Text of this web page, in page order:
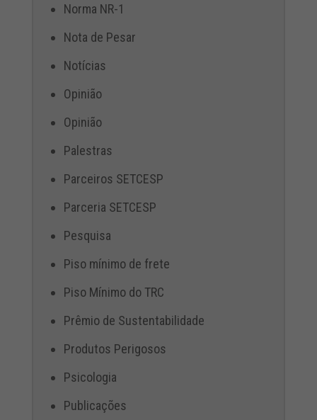
Norma NR-1
Nota de Pesar
Notícias
Opinião
Opinião
Palestras
Parceiros SETCESP
Parceria SETCESP
Pesquisa
Piso mínimo de frete
Piso Mínimo do TRC
Prêmio de Sustentabilidade
Produtos Perigosos
Psicologia
Publicações